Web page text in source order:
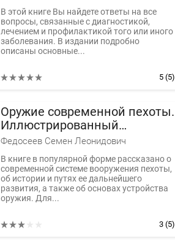
В этой книге Вы найдете ответы на все
вопросы, связанные с диагностикой,
лечением и профилактикой того или иного
заболевания. В издании подробно
описаны основные...
5(5)
Оружие современной пехоты.
Иллюстрированный
справочник Часть I
Федосеев Семен Леонидович
В книге в популярной форме рассказано о
современной системе вооружения пехоты,
об истории и путях ее дальнейшего
развития, а также об основах устройства
оружия. Для...
3(5)